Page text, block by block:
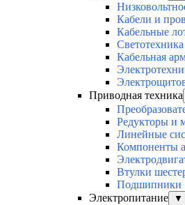
Кабели и
Кабельные
Светотехника
Кабельная
Приводная техника
Редукторы и
Линейные
Компоненты
Втулки
Подшипники
Электропитание
▼